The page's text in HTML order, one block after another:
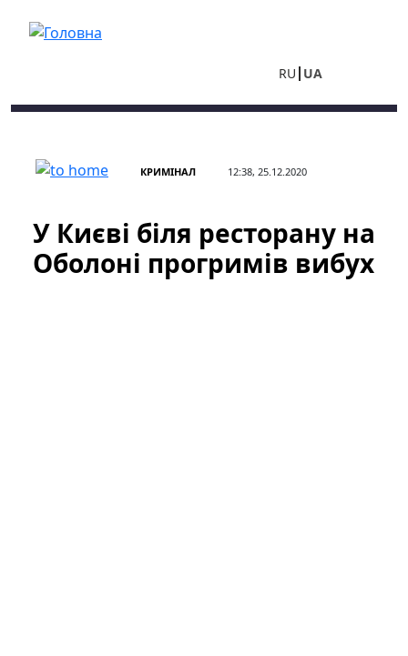
RU UA
КРИМІНАЛ 12:38, 25.12.2020
У Києві біля ресторану на
Оболоні прогримів вибух